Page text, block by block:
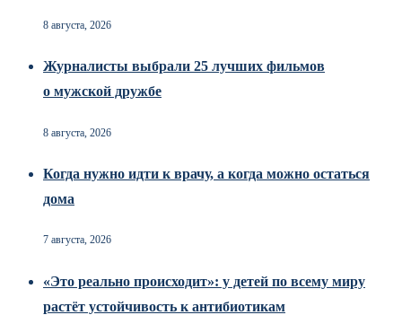
8 августа, 2026
Журналисты выбрали 25 лучших фильмов
о мужской дружбе
8 августа, 2026
Когда нужно идти к врачу, а когда можно остаться
дома
7 августа, 2026
«Это реально происходит»: у детей по всему миру
растёт устойчивость к антибиотикам